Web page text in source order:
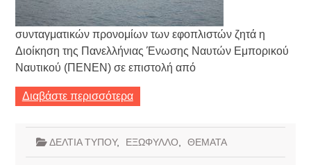
συνταγματικών προνομίων των εφοπλιστών ζητά η
Διοίκηση της Πανελλήνιας Ένωσης Ναυτών Εμπορικού
Ναυτικού (ΠΕΝΕΝ) σε επιστολή από
Διαβάστε περισσότερα
ΔΕΛΤΙΑ ΤΥΠΟΥ, ΕΞΩΦΥΛΛΟ ΘΕΜΑΤΑ